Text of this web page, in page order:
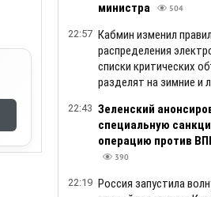
министра
504
22:57 Кабмин изменил
распределения
списки критических
разделят на зимние и
22:43 Зеленский
специальную
операцию против
390
22:19 Россия запустила